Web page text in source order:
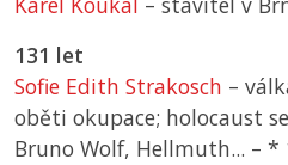
131 let
Sofie Edith Strakosch –
oběti okupace; holocaust
Bruno Wolf, Hellmuth... – *